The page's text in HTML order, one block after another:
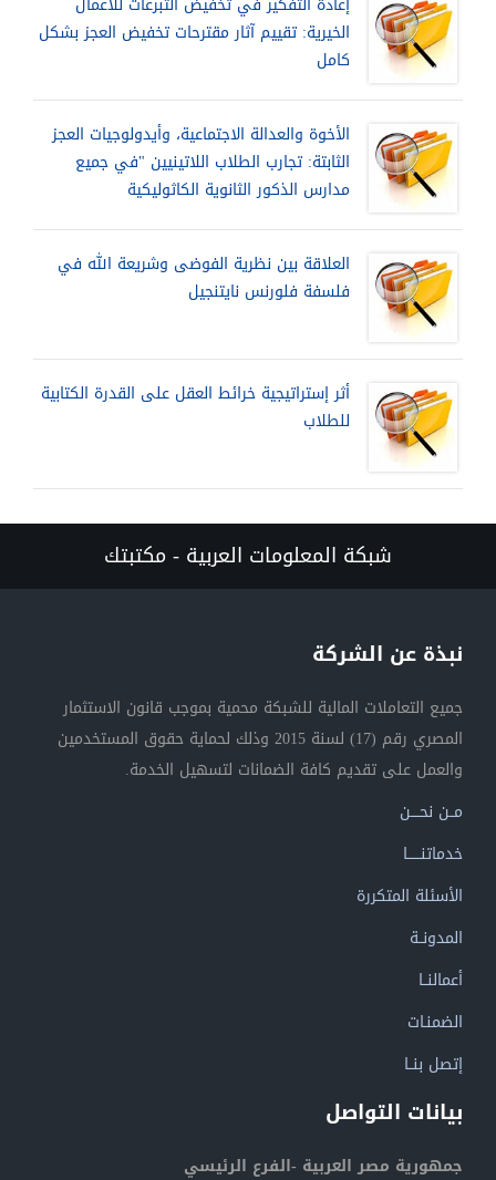
الخيرية: تقييم آثار مقترحات تخفيض العجز بشكل
كامل
الأخوة والعدالة الاجتماعية، وأيدولوجيات العجز
الثابتة: تجارب الطلاب اللاتينيين "في جميع
مدارس الذكور الثانوية الكاثوليكية
العلاقة بين نظرية الفوضى وشريعة الله في
فلسفة فلورنس نايتنجيل
أثر إستراتيجية خرائط العقل على القدرة الكتابية
للطلاب
شبكة المعلومات العربية - مكتبتك
نبذة عن الشركة
جميع التعاملات المالية للشبكة محمية بموجب قانون الاستثمار
المصري رقم (17) لسنة 2015 وذلك لحماية حقوق المستخدمين
والعمل على تقديم كافة الضمانات لتسهيل الخدمة.
مــن نحــــن
خدماتنــــــا
الأسئلة المتكررة
المدونــة
أعمالنــا
الضمنـات
إتصل بنــا
بيانات التواصل
جمهورية مصر العربية -الفرع الرئيسي